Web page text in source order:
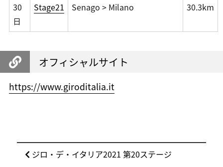
30
日
Stage21 Senago > Milano 30.3km
オフィシャルサイト
https://www.giroditalia.it
前
ジロ・デ・イタリア2021 第20ステージ